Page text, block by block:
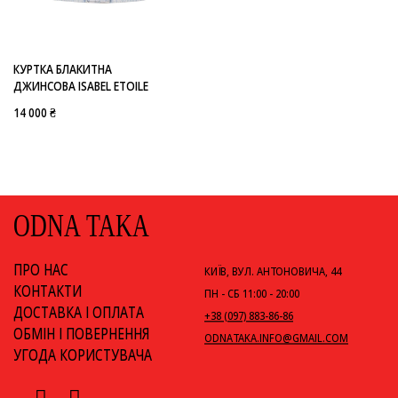
КУРТКА БЛАКИТНА
ДЖИНСОВА ISABEL ETOILE
14 000 ₴
ODNA TAKA
ПРО НАС
КОНТАКТИ
ДОСТАВКА І ОПЛАТА
ОБМІН І ПОВЕРНЕННЯ
УГОДА КОРИСТУВАЧА
КИЇВ, ВУЛ. АНТОНОВИЧА, 44
ПН - СБ 11:00 - 20:00
+38 (097) 883-86-86
ODNATAKA.INFO@GMAIL.COM